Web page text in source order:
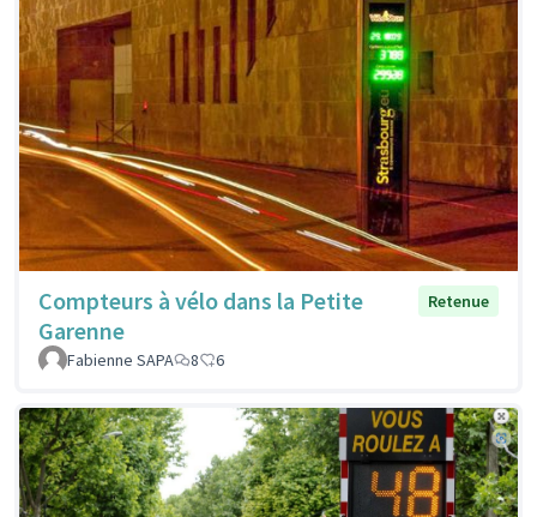
Compteurs à vélo dans la Petite
Garenne
Retenue
Fabienne SAPA 8 6